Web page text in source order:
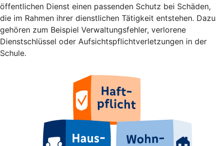
öffentlichen Dienst einen passenden Schutz bei Schäden,
die im Rahmen ihrer dienstlichen Tätigkeit entstehen. Dazu
gehören zum Beispiel Verwaltungsfehler, verlorene
Dienstschlüssel oder Aufsichtspflichtverletzungen in der
Schule.